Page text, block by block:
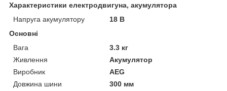
Характеристики електродвигуна, акумулятора
Напруга акумулятору
18 В
Основні
Вага
3.3 кг
Живлення
Акумулятор
Виробник
AEG
Довжина шини
300 мм